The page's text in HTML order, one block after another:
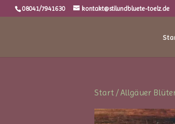
08041/7941630 kontakt@stilundbluete-toelz.de
Start /Allgäuer